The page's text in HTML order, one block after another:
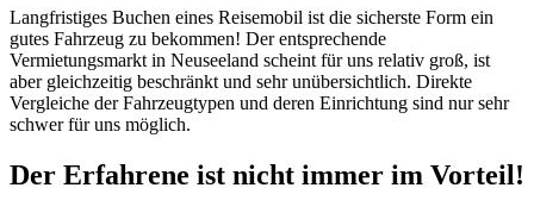
Langfristiges Buchen eines Reisemobil ist die sicherste Form ein
gutes Fahrzeug zu bekommen! Der entsprechende
Vermietungsmarkt in Neuseeland scheint für uns relativ groß, ist
aber gleichzeitig beschränkt und sehr unübersichtlich. Direkte
Vergleiche der Fahrzeugtypen und deren Einrichtung sind nur sehr
schwer für uns möglich.
Der Erfahrene ist nicht immer im Vorteil!